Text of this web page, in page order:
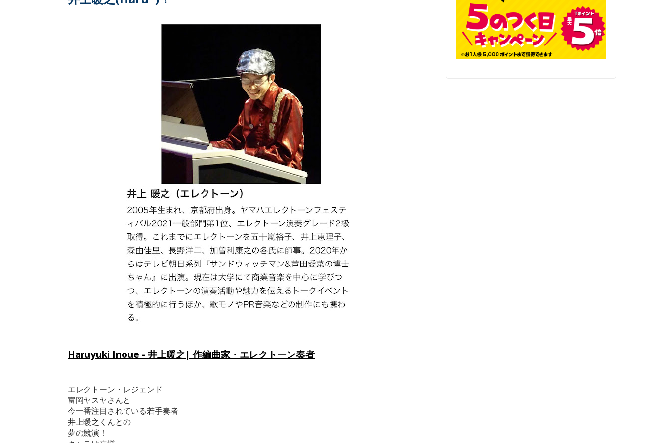
Haruyuki Inoue - 井上暖之| 作編曲家・エレクトーン奏者
エレクトーン・レジェンド
富岡ヤスヤさんと
今一番注目されている若手奏者
井上暖之くんとの
夢の競演！